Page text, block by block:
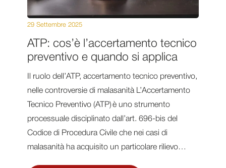
ATP: cos’è l’accertamento tecnico
preventivo e quando si applica
29 Settembre 2025
Il ruolo dell’ATP, accertamento tecnico preventivo,
nelle controversie di malasanità L’Accertamento
Tecnico Preventivo (ATP) è uno strumento
processuale disciplinato dall’art. 696-bis del
Codice di Procedura Civile che nei casi di
malasanità ha acquisito un particolare rilievo…